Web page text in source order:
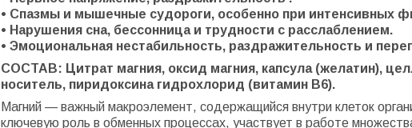
• Спазмы и мышечные судороги, особенно при интенсивных
• Нарушения сна, бессонница и трудности с расслаблением.
• Эмоциональная нестабильность, раздражительность и
СОСТАВ: Цитрат магния, оксид магния, капсула (желатин),
носитель, пиридоксина гидрохлорид (витамин В6).
Магний — важный макроэлемент, содержащийся внутри клеток
ключевую роль в обменных процессах, участвует в работе